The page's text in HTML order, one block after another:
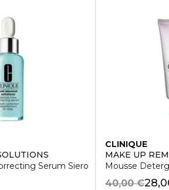
Serum Siero
CLINIQUE
MAKE UP
Mousse
40,00 €